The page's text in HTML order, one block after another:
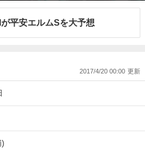
平安エルムSを大予想
2017/4/20 00:00
)